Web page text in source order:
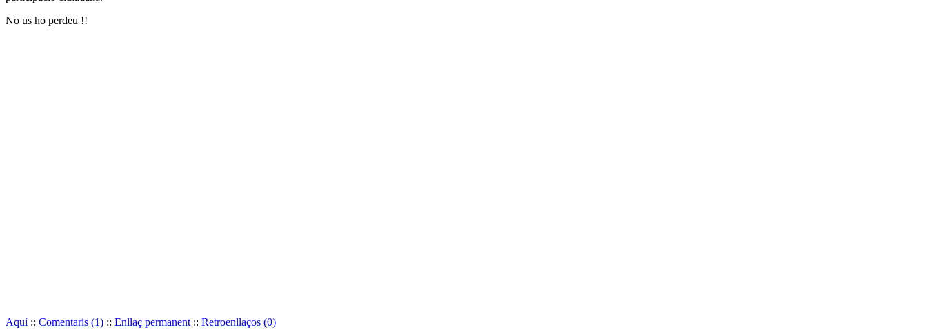
No us ho perdeu !!
Aquí:: Comentaris (1) :: Enllaç permanent :: Retroenllaços (0)